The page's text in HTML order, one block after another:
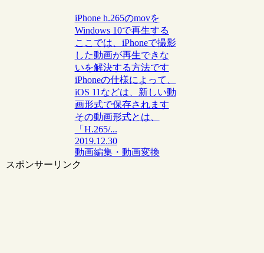
iPhone h.265のmovを
Windows 10で再生する
ここでは、iPhoneで撮影
した動画が再生できな
いを解決する方法です
iPhoneの仕様によって、
iOS 11などは、新しい動
画形式で保存されます
その動画形式とは、
「H.265/...
2019.12.30
動画編集・動画変換
スポンサーリンク